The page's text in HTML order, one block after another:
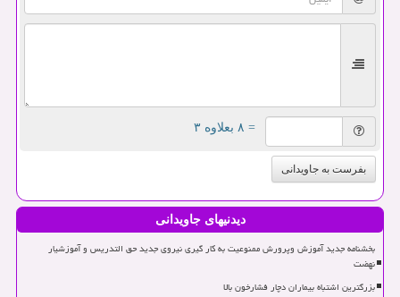
= ۸ بعلاوه ۳
بفرست به جاویدانی
دیدنیهای جاویدانی
بخشنامه جدید آموزش وپرورش ممنوعیت به کار گیری نیروی جدید حق التدریس و آموزشیار
نهضت
بزرگترین اشتباه بیماران دچار فشارخون بالا